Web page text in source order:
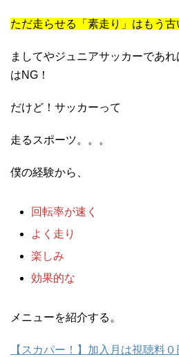
ただ走らせる「素走り」はもう古
ましてやジュニアサッカーであ
はNG！
だけど！サッカーって
走るスポーツ。。。
僕の経験から、
回転率が速く
よく走り
楽しみ
効果的な
メニューを紹介する。
【スカパー！】加入月は視聴料